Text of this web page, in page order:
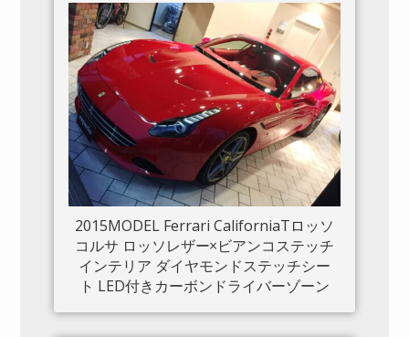
2015MODEL Ferrari CaliforniaTロッソ
コルサ ロッソレザー×ビアンコステッチ
インテリア ダイヤモンドステッチシー
ト LED付きカーボンドライバーゾーン